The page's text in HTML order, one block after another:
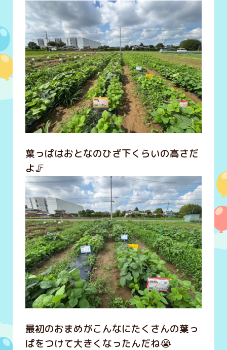
葉っぱはおとなのひざ下くらいの高さだ
よ🦵
最初のおまめがこんなにたくさんの葉っ
ぱをつけて大きくなったんだね😭